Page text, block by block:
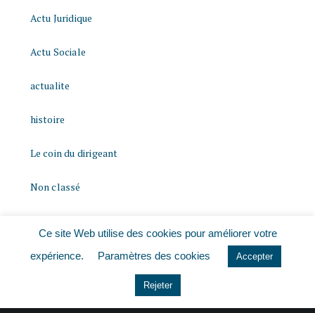
Actu Juridique
Actu Sociale
actualite
histoire
Le coin du dirigeant
Non classé
Ce site Web utilise des cookies pour améliorer votre
expérience.
Paramètres des cookies Accepter
Rejeter